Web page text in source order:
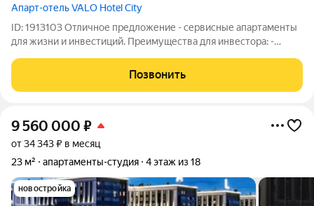
Апарт-отель VALO Hotel City
ID: 1913103 Отличное предложение - сервисные апартаменты
для жизни и инвестиций. Преимущества для инвестора: -
пассивный доход - нет необходимости ежемесячно
встречаться с арендатором - не нужно следить
Позвонить
9 560 000 ₽
от 34 343 ₽ в месяц
23 м²
апартаменты-студия 4 этаж из 18
новостройка